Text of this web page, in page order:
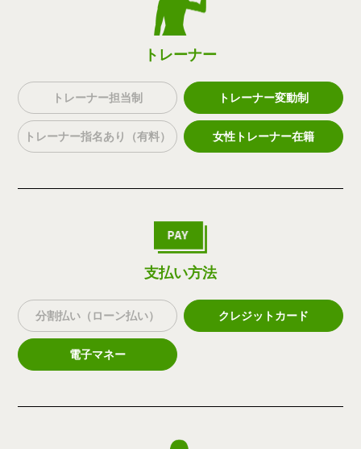
トレーナー
トレーナー担当制 トレーナー変動制
トレーナー指名あり（有料） 女性トレーナー在籍
支払い方法
分割払い（ローン払い） クレジットカード
電子マネー